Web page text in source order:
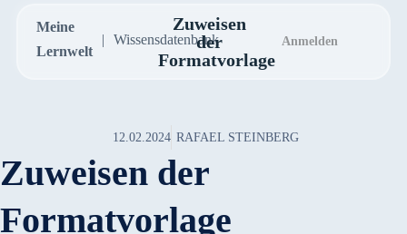
Meine
Lernwelt
Wissensdatenbank
Zuweisen
der
Formatvorlage
Anmelden
12.02.2024 RAFAEL STEINBERG
Zuweisen der
Formatvorlage